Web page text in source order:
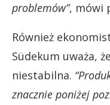
problemów”, mówi
Również
Südekum uważa,
niestabilna.
znacznie poniżej